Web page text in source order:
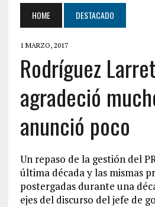
HOME DESTACADO
1 MARZO, 2017
Rodríguez
agradeció
anunció poco
Un repaso de la gestión del
última década y las mismas
postergadas durante una
ejes del discurso del jefe de